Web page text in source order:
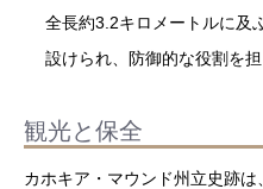
全長約3.2キロメートルに及
設けられ、防御的な役割を担
観光と保全
カホキア・マウンド州立史跡